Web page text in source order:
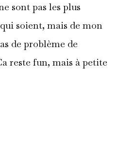
sont pas les plus
soient, mais de mon
de problème de
reste fun, mais à petite